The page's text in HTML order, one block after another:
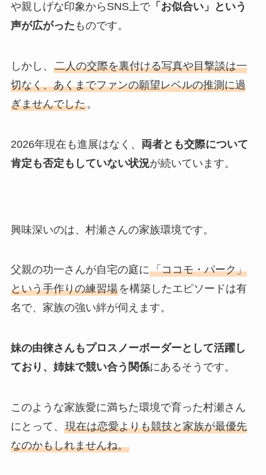
や親しげな印象からSNS上で「お似合い」という
声が広がった ものです。
しかし、 二人の交際を裏付ける写真や目撃談は一
切なく、あくまでファンの願望レベルの推測に過
ぎませんでした。
2026年現在も進展はなく、 両者とも交際について
肯定も否定もしていない状況が続いています。
興味深いのは、村瀬さんの家族環境です。
父親の功一さんが自宅の庭に「ココモ・パーク」
という手作りの練習場を構築したエピソードは有
名で、家族の強い絆が伺えます。
妹の由徠さんもプロスノーボーダーとして活躍し
ており、姉妹で競い合う関係にあるそうです。
このような家族愛に満ちた環境で育った村瀬さん
にとって、 現在は恋愛よりも競技と家族が最優先
なのかもしれませんね。